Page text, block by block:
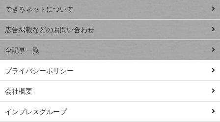
close
閉じ
る
Excel Q&A
トイアンナ流仕
事術
PowerAutomate
ではじめる業務
の完全自動化
AI議事録作成術
Windows 11
できるネットについて
広告掲載などのお問い合わせ
全記事一覧
プライバシーポリシー
会社概要
インプレスグループ